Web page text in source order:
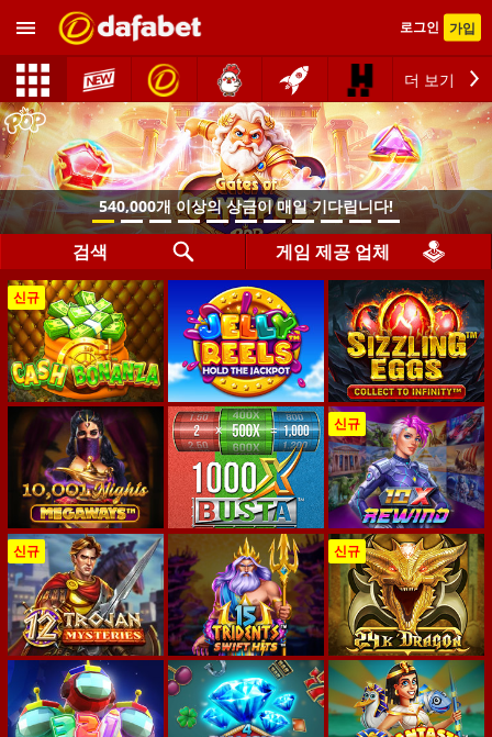
로그인 가입
더 보기
540,000개 이상의 상금이 매일 기다립니다!
검색 게임 제공 업체
신규
신규
신규 신규